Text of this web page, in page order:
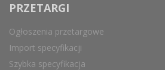
PRZETARGI
Ogłoszenia przetargowe
Import specyfikacji
Szybka specyfikacja